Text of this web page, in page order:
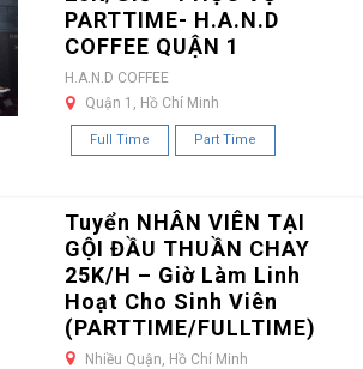
PARTTIME- H.A.N.D
COFFEE QUẬN 1
H.A.N.D COFFEE
Quận 1, Hồ Chí Minh
Full Time Part Time
Tuyển NHÂN VIÊN TẠI
GỘI ĐẦU THUẦN CHAY
25K/H – Giờ Làm Linh
Hoạt Cho Sinh Viên
(PARTTIME/FULLTIME)
Nhiều Quận, Hồ Chí Minh